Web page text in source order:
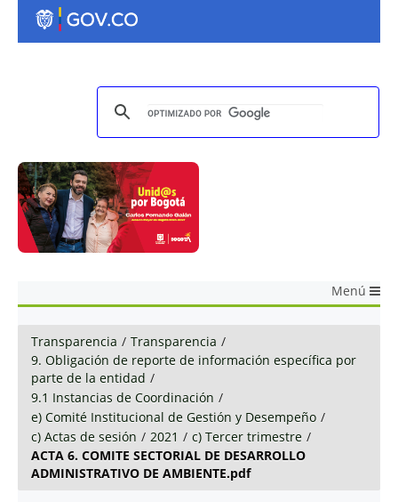
Menú
Transparencia / Transparencia /
9. Obligación de reporte de información específica por
parte de la entidad /
9.1 Instancias de Coordinación /
e) Comité Institucional de Gestión y Desempeño /
c) Actas de sesión / 2021 / c) Tercer trimestre /
ACTA 6. COMITE SECTORIAL DE DESARROLLO
ADMINISTRATIVO DE AMBIENTE.pdf